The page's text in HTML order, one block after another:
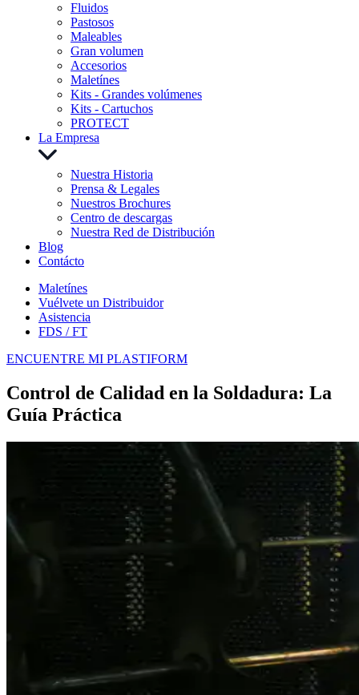
Fluidos
Pastosos
Maleables
Gran volumen
Accesorios
Maletínes
Kits - Grandes volúmenes
Kits - Cartuchos
PROTECT
La Empresa
Nuestra Historia
Prensa & Legales
Nuestros Brochures
Centro de descargas
Nuestra Red de Distribución
Blog
Contácto
Maletínes
Vuélvete un Distribuidor
Asistencia
FDS / FT
ENCUENTRE MI PLASTIFORM
Control de Calidad en la Soldadura: La
Guía Práctica